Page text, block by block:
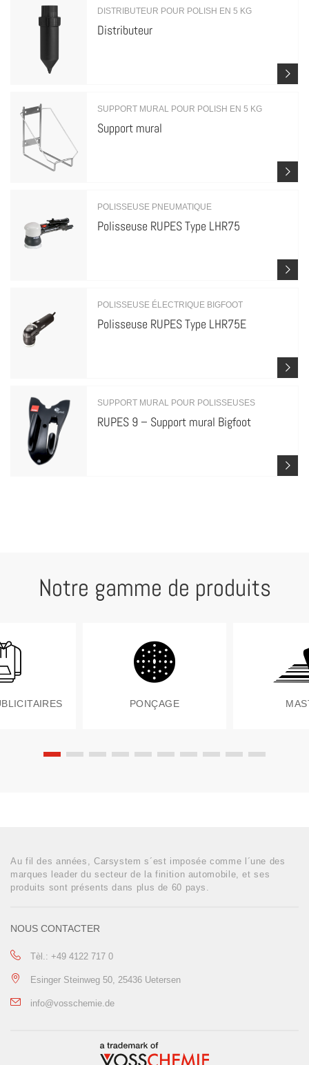
DISTRIBUTEUR POUR POLISH EN 5 KG
Distributeur
SUPPORT MURAL POUR POLISH EN 5 KG
Support mural
POLISSEUSE PNEUMATIQUE
Polisseuse RUPES Type LHR75
POLISSEUSE ÉLECTRIQUE BIGFOOT
Polisseuse RUPES Type LHR75E
SUPPORT MURAL POUR POLISSEUSES
RUPES 9 – Support mural Bigfoot
Notre gamme de produits
PONÇAGE
Au fil des années, Carsystem s´est imposée comme l´une des
marques leader du secteur de la finition automobile, et ses
produits sont présents dans plus de 60 pays.
NOUS CONTACTER
Tèl.: +49 4122 717 0
Esinger Steinweg 50, 25436 Uetersen
info@vosschemie.de